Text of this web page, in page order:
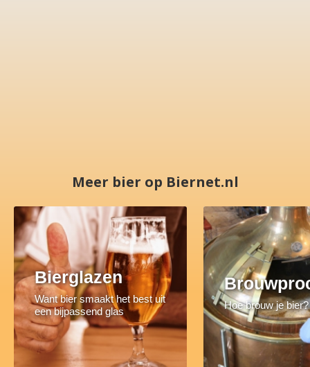
Meer bier op Biernet.nl
Bierglazen
Want bier smaakt het best uit
een bijpassend glas
Hoe brouw je bier?